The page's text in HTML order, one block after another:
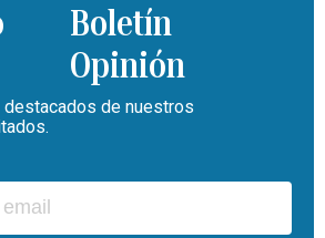
Boletín
Opinión
de nuestros